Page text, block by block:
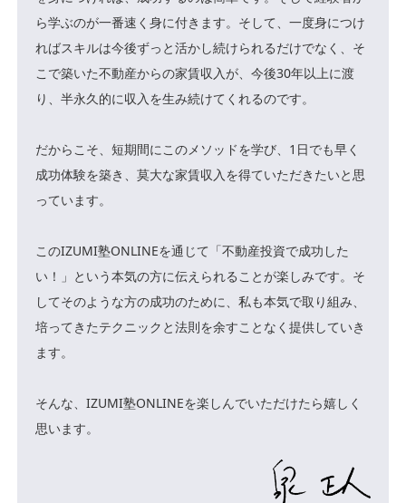
ら学ぶのが一番速く身に付きます。そして、一度身につけ
ればスキルは今後ずっと活かし続けられるだけでなく、そ
こで築いた不動産からの家賃収入が、今後30年以上に渡
り、半永久的に収入を生み続けてくれるのです。
だからこそ、短期間にこのメソッドを学び、1日でも早く
成功体験を築き、莫大な家賃収入を得ていただきたいと思
っています。
このIZUMI塾ONLINEを通じて「不動産投資で成功した
い！」という本気の方に伝えられることが楽しみです。そ
してそのような方の成功のために、私も本気で取り組み、
培ってきたテクニックと法則を余すことなく提供していき
ます。
そんな、IZUMI塾ONLINEを楽しんでいただけたら嬉しく
思います。